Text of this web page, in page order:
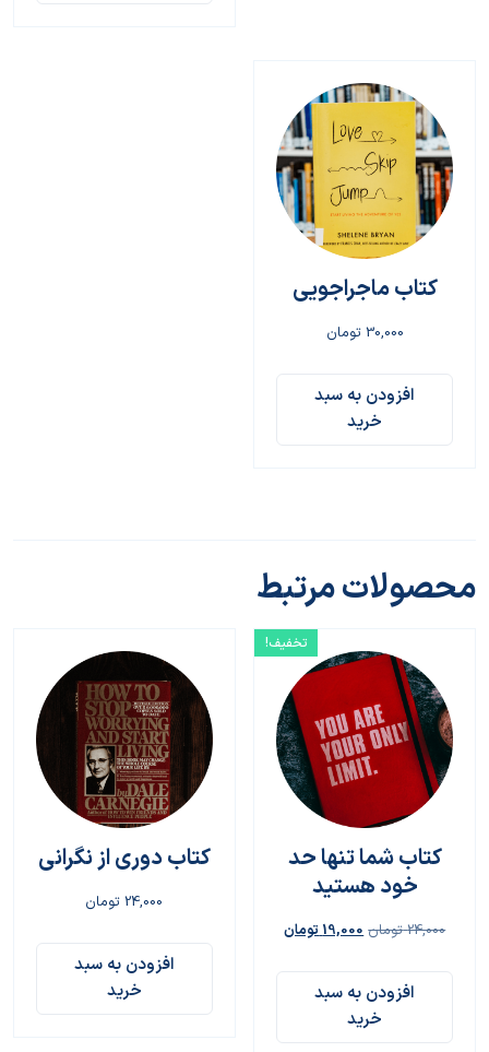
کتاب ماجراجویی
30,000 تومان
افزودن به سبد
خرید
محصولات مرتبط
تخفیف!
کتاب شما تنها حد
خود هستید
24,000 تومان 19,000تومان
افزودن به سبد
خرید
کتاب دوری از نگرانی
24,000 تومان
افزودن به سبد
خرید